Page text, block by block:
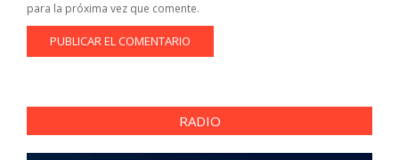
para la próxima vez que comente.
RADIO